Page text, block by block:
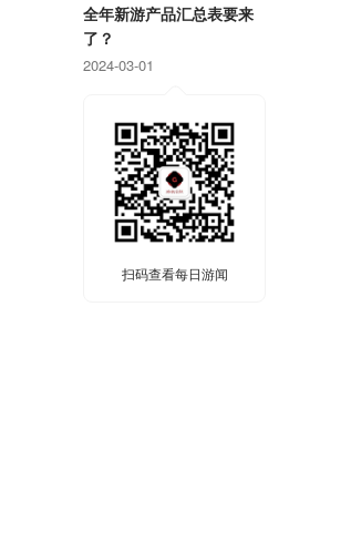
全年新游产品汇总表要来
了？
2024-03-01
扫码查看每日游闻